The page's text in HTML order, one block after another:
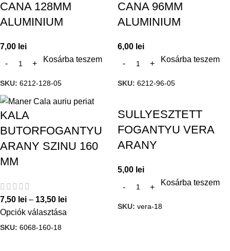
CANA 128MM
ALUMINIUM
7,00 lei
Kosárba teszem
SKU: 6212-128-05
CANA 96MM
ALUMINIUM
6,00 lei
Kosárba teszem
SKU: 6212-96-05
KALA
BUTORFOGANTYU
ARANY SZINU 160
MM
7,50 lei – 13,50 lei
Opciók választása
SKU: 6068-160-18
SULLYESZTETT
FOGANTYU VERA
ARANY
5,00 lei
Kosárba teszem
SKU: vera-18